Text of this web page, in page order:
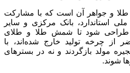
طلا و جواهر آن است که با مشارکت
استاندارد، بانک مرکزی و سایر
طراحی شود تا شمش طلا و طلای
از چرخه تولید خارج شده‌اند، با
مولد بازگردند و نه در بسترهای
شوند.